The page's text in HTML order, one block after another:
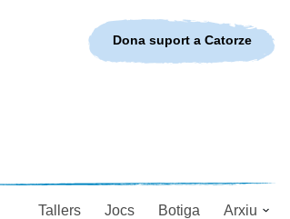
Tallers Jocs Botiga Arxiu
Dona suport a Catorze